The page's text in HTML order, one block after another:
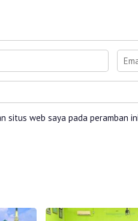
situs web saya pada peramban